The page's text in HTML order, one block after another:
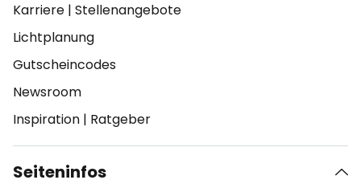
Karriere | Stellenangebote
Lichtplanung
Gutscheincodes
Newsroom
Inspiration | Ratgeber
Seiteninfos